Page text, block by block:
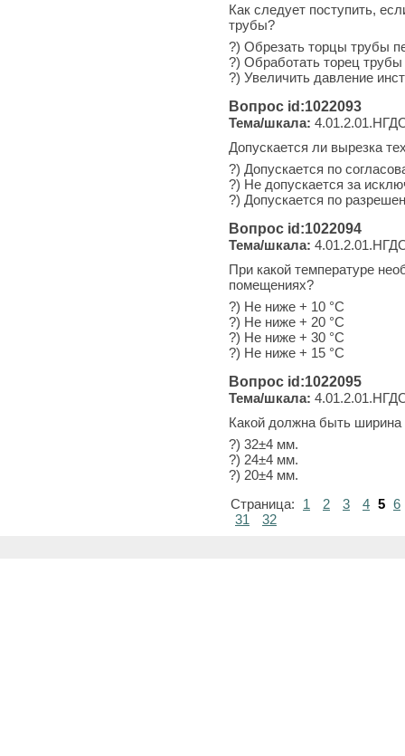
Как следует поступить,
трубы?
?) Обрезать торцы трубы
?) Обработать торец
?) Увеличить давление
Вопрос id:1022093
Тема/шкала:
Допускается ли вырезка
?) Допускается по
?) Не допускается за
?) Допускается по
Вопрос id:1022094
Тема/шкала:
При какой температуре
помещениях?
?) Не ниже + 10 °С
?) Не ниже + 20 °С
?) Не ниже + 30 °С
?) Не ниже + 15 °С
Вопрос id:1022095
Тема/шкала:
Какой должна быть
?) 32±4 мм.
?) 24±4 мм.
?) 20±4 мм.
Страница:
1 2 3 4 5 6
31
32